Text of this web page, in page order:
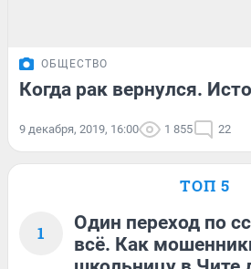
ОБЩЕСТВО
Когда рак вернулся.
9 декабря, 2019, 16:00 1 855 22
ТОП 5
1
Один переход по
всё. Как